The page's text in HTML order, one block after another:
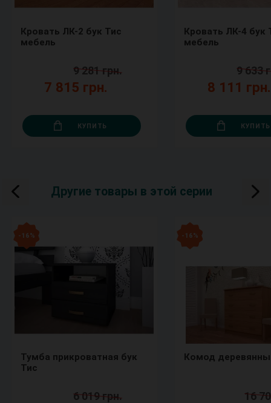
Кровать ЛК-2 бук Тис
мебель
7 815 грн.
9 281 грн.
КУПИТЬ
Кровать ЛК-4 бук
мебель
8 111
9 633
КУПИТЬ
Другие товары в этой серии
- 16 %
Тумба прикроватная бук
Тис
6 019 грн.
- 16 %
Комод
16